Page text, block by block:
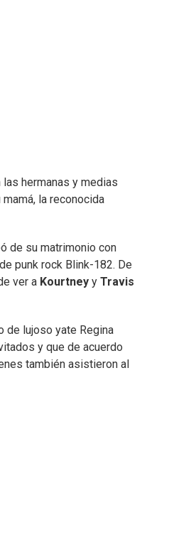
hermanas y medias
la reconocida
de su matrimonio con
punk rock Blink-182. De
ver a Kourtney y Travis
de lujoso yate Regina
y que de acuerdo
también asistieron al